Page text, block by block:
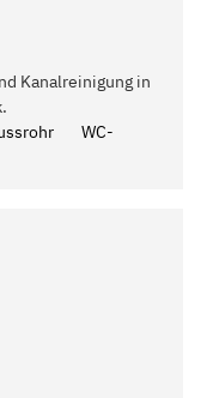
Kanalreinigung in
WC-